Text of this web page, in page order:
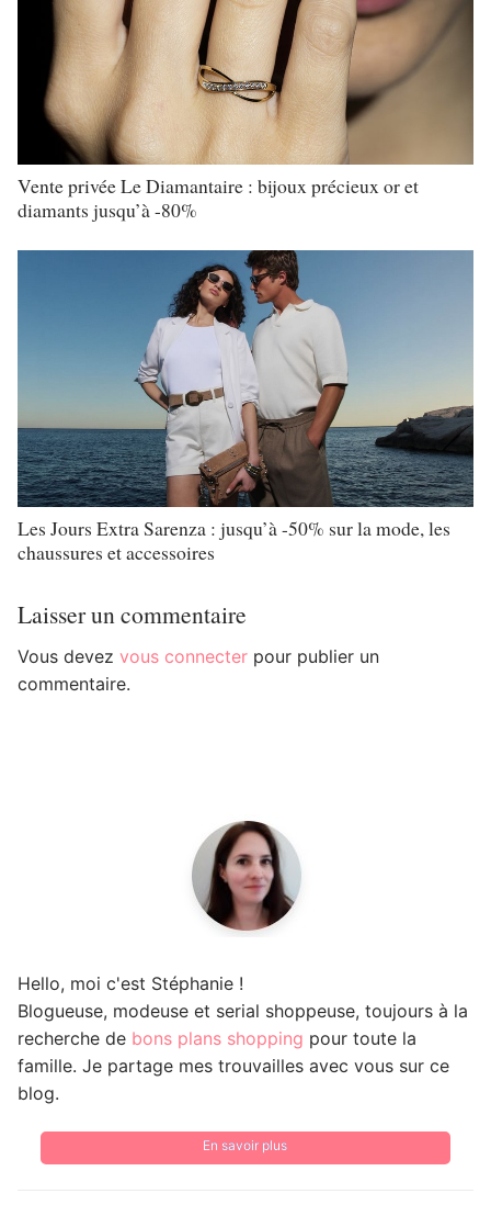
Vente privée Le Diamantaire : bijoux précieux or et
diamants jusqu’à -80%
Les Jours Extra Sarenza : jusqu’à -50% sur la mode, les
chaussures et accessoires
Laisser un commentaire
Vous devez vous connecter pour publier un
commentaire.
Hello, moi c'est Stéphanie !
Blogueuse, modeuse et serial shoppeuse, toujours à la
recherche de bons plans shopping pour toute la
famille. Je partage mes trouvailles avec vous sur ce
blog.
En savoir plus